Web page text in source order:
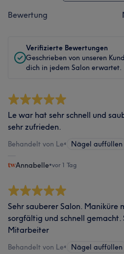
Bewertung
Verifizierte Bewertungen
Geschrieben von unseren
dich in jedem Salon erwartet.
Le war hat sehr schnell und
sehr zufrieden.
Behandelt von Le• Nägel auffüllen
Annabelle•vor 1 Tag
Sehr sauberer Salon. Maniküre
sorgfältig und schnell gemacht.
Mitarbeiter
Behandelt von Le• Nägel auffüllen